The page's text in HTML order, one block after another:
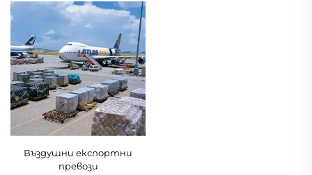
Въздушни експортни
превози